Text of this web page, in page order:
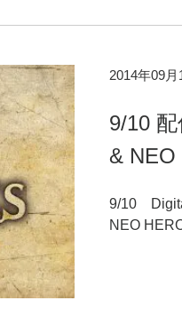
2014年09月
9/10
& NEO
9/10
NEO